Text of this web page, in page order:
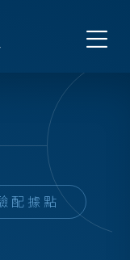
配據點